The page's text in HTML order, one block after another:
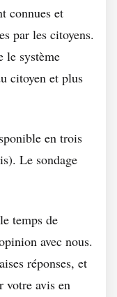
connues et
par les citoyens.
le système
citoyen et plus
en trois
Le sondage
temps de
avec nous.
réponses, et
votre avis en